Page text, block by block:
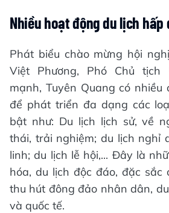
Nhiều hoạt động du lịch hấp
Phát biểu chào mừng hội
Việt Phương, Phó Chủ tịch
mạnh, Tuyên Quang có nhiều
để phát triển đa dạng các
bật như: Du lịch lịch sử, về
thái, trải nghiệm; du lịch nghỉ
linh; du lịch lễ hội,... Đây là
hóa, du lịch độc đáo, đặc sắc
thu hút đông đảo nhân dân,
và quốc tế.